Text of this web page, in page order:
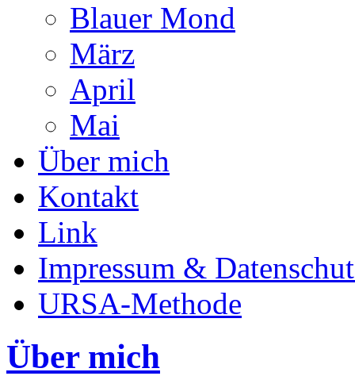
Blauer Mond
März
April
Mai
Über mich
Kontakt
Link
Impressum &
URSA-Methode
Über mich